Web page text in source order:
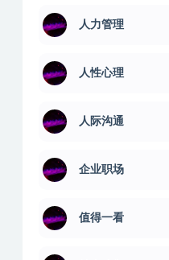
人力管理
人性心理
人际沟通
企业职场
值得一看